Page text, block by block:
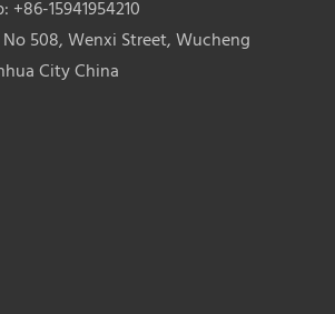
+86-15941954210
508, Wenxi Street, Wucheng
City China